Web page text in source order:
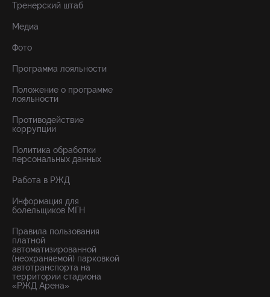
Тренерский штаб
Медиа
Фото
Программа лояльности
Положение о программе
лояльности
Противодействие
коррупции
Политика обработки
персональных данных
Работа в РЖД
Информация для
болельщиков МГН
Правила пользования
платной
автоматизированной
(неохраняемой) парковкой
автотранспорта на
территории стадиона
«РЖД Арена»